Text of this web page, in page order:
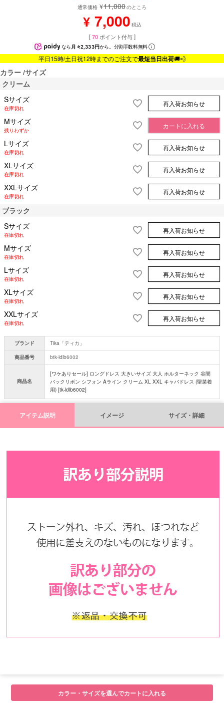
通常価格 ¥11,000のところ
¥ 7,000 税込
[ 70 ポイント付与 ]
なら 月々2,333円から。分割手数料無料
平日15時/土日祝12時までのご注文で最短当日出荷🚚💨
カラー サイズ
クリーム
Sサイズ
在庫切れ
再入荷お知らせ
Mサイズ
残りわずか
カートに入れる
Lサイズ
在庫切れ
再入荷お知らせ
XLサイズ
在庫切れ
再入荷お知らせ
XXLサイズ
在庫切れ
再入荷お知らせ
ブラック
Sサイズ
在庫切れ
再入荷お知らせ
Mサイズ
在庫切れ
再入荷お知らせ
Lサイズ
在庫切れ
再入荷お知らせ
XLサイズ
在庫切れ
再入荷お知らせ
XXLサイズ
在庫切れ
再入荷お知らせ
ブランド
Tika「ティカ」
商品番号
btk-ldlb6002
商品名
[ワケありセール] ロングドレス 大きいサイズ 大人 ホルターネック 谷間
バックリボン シフォン Aライン クリーム XL XXL キャバドレス (聖菜着
用) [tk-ldlb6002]
アイテム説明 イメージ サイズ・詳細
カラー・サイズを選んでカートに入れる